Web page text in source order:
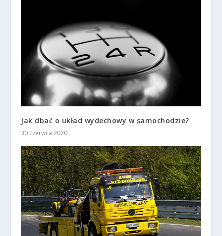
Jak dbać o układ wydechowy w samochodzie?
30 czerwca 2020